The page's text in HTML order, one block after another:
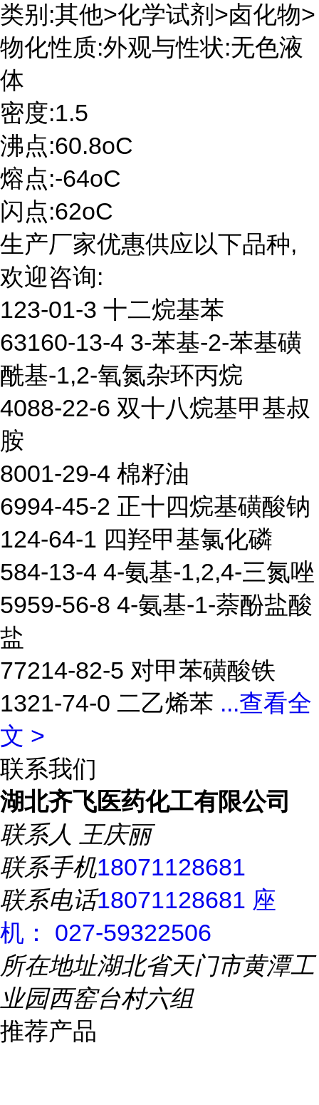
类别:其他>化学试剂>卤化物>
物化性质:外观与性状:无色液
体
密度:1.5
沸点:60.8oC
熔点:-64oC
闪点:62oC
生产厂家优惠供应以下品种,
欢迎咨询:
123-01-3 十二烷基苯
63160-13-4 3-苯基-2-苯基磺
酰基-1,2-氧氮杂环丙烷
4088-22-6 双十八烷基甲基叔
胺
8001-29-4 棉籽油
6994-45-2 正十四烷基磺酸钠
124-64-1 四羟甲基氯化磷
584-13-4 4-氨基-1,2,4-三氮唑
5959-56-8 4-氨基-1-萘酚盐酸
盐
77214-82-5 对甲苯磺酸铁
1321-74-0 二乙烯苯 ...查看全
文 >
联系我们
湖北齐飞医药化工有限公司
联系人 王庆丽
联系手机18071128681
联系电话18071128681 座
机： 027-59322506
所在地址湖北省天门市黄潭工
业园西窑台村六组
推荐产品